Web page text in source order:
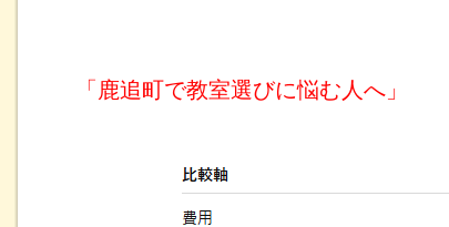
「鹿追町で教室選びに悩む人へ」